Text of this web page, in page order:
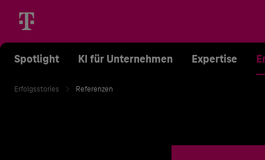
Spotlight KI für Unternehmen Expertise
Erfolgsstories Referenzen